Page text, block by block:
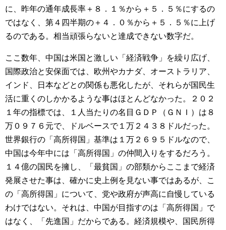
に、昨年の通年成長率＋８．１％から＋５．５％にするの
ではなく、第４四半期の＋４．０％から＋５．５％に上げ
るのである。相当頑張らないと達成できない数字だ。
ここ数年、中国は米国と激しい「経済戦争」を繰り広げ、
国際政治と安保面では、欧州やカナダ、オーストラリア、
インド、日本などとの関係も悪化したが、それらが国民生
活に重くのしかかるような事はほとんどなかった。２０２
１年の指標では、１人当たりの名目ＧＤＰ（ＧＮＩ）は８
万０９７６元で、ドルベースで１万２４３８ドルだった。
世界銀行の「高所得国」基準は１万２６９５ドルなので、
中国は今年中には「高所得国」の仲間入りをするだろう。
１４億の国民を擁し、「最貧国」の部類からここまで経済
発展させた事は、確かに史上例を見ない事ではあるが、こ
の「高所得国」について、党や政府が声高に自慢している
わけではない。それは、中国が目指すのは「高所得国」で
はなく、「先進国」だからである。経済規模や、国民所得